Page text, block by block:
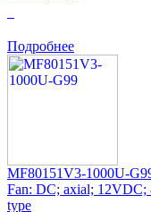
Подробнее
MF80151V3-1000U-
Fan: DC; axial; 12VDC;
type